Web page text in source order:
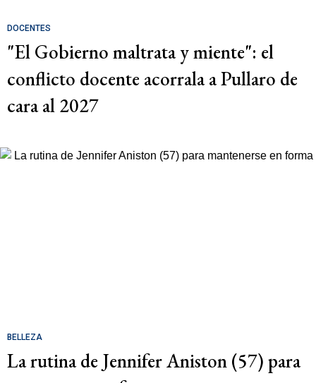
DOCENTES
"El Gobierno maltrata y miente": el
conflicto docente acorrala a Pullaro de
cara al 2027
BELLEZA
La rutina de Jennifer Aniston (57) para